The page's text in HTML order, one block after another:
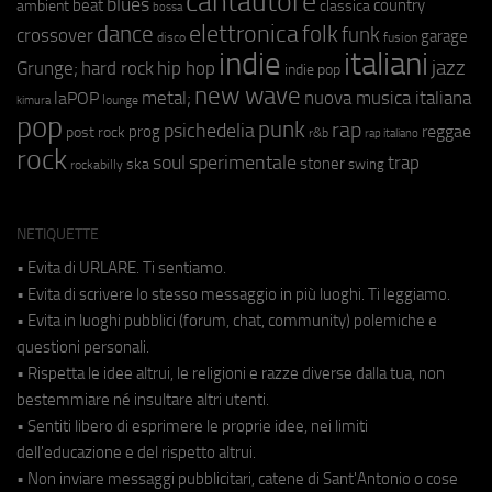
ambient beat bossa classica country
crossover dance disco elettronicafolkfunk fusion garage
Grunge; hard rock hip hop indie indie pop italiani jazz
kimura laPOP lounge metal; new wave nuova musica italiana
pop post rock prog psichedeliapunk r&b rap rap italiano reggae
rock rockabilly ska soul sperimentale stoner swing trap
NETIQUETTE
• Evita di URLARE. Ti sentiamo.
• Evita di scrivere lo stesso messaggio in più luoghi. Ti leggiamo.
• Evita in luoghi pubblici (forum, chat, community) polemiche e
questioni personali.
• Rispetta le idee altrui, le religioni e razze diverse dalla tua, non
bestemmiare né insultare altri utenti.
• Sentiti libero di esprimere le proprie idee, nei limiti
dell'educazione e del rispetto altrui.
• Non inviare messaggi pubblicitari, catene di Sant'Antonio o cose